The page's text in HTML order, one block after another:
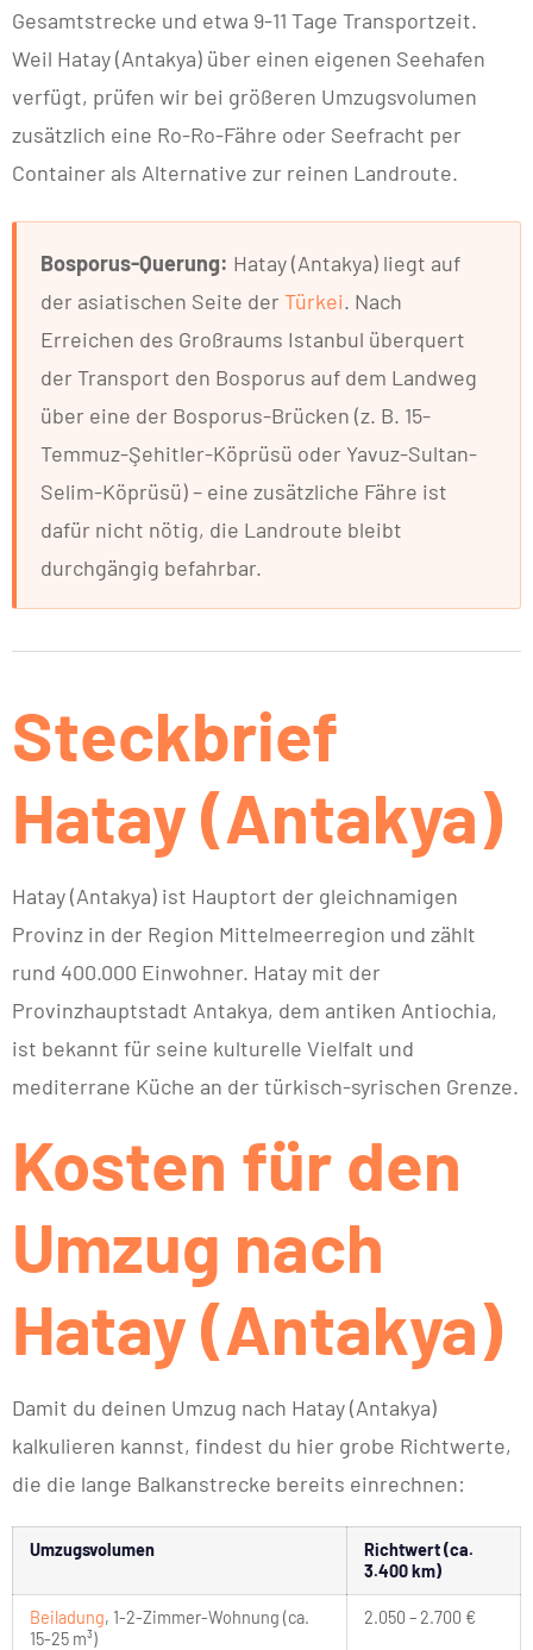
Gesamtstrecke und etwa 9-11 Tage Transportzeit.
Weil Hatay (Antakya) über einen eigenen Seehafen
verfügt, prüfen wir bei größeren Umzugsvolumen
zusätzlich eine Ro-Ro-Fähre oder Seefracht per
Container als Alternative zur reinen Landroute.
Bosporus-Querung: Hatay (Antakya) liegt auf
der asiatischen Seite der Türkei. Nach
Erreichen des Großraums Istanbul überquert
der Transport den Bosporus auf dem Landweg
über eine der Bosporus-Brücken (z. B. 15-
Temmuz-Şehitler-Köprüsü oder Yavuz-Sultan-
Selim-Köprüsü) – eine zusätzliche Fähre ist
dafür nicht nötig, die Landroute bleibt
durchgängig befahrbar.
Steckbrief
Hatay (Antakya)
Hatay (Antakya) ist Hauptort der gleichnamigen
Provinz in der Region Mittelmeerregion und zählt
rund 400.000 Einwohner. Hatay mit der
Provinzhauptstadt Antakya, dem antiken Antiochia,
ist bekannt für seine kulturelle Vielfalt und
mediterrane Küche an der türkisch-syrischen Grenze.
Kosten für den
Umzug nach
Hatay (Antakya)
Damit du deinen Umzug nach Hatay (Antakya)
kalkulieren kannst, findest du hier grobe Richtwerte,
die die lange Balkanstrecke bereits einrechnen:
Umzugsvolumen
Richtwert (ca.
3.400 km)
Beiladung, 1-2-Zimmer-Wohnung (ca.
15-25 m³)
2.050 – 2.700 €